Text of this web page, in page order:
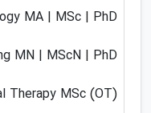
MA | MSc | PhD
MN | MScN | PhD
Therapy MSc (OT)